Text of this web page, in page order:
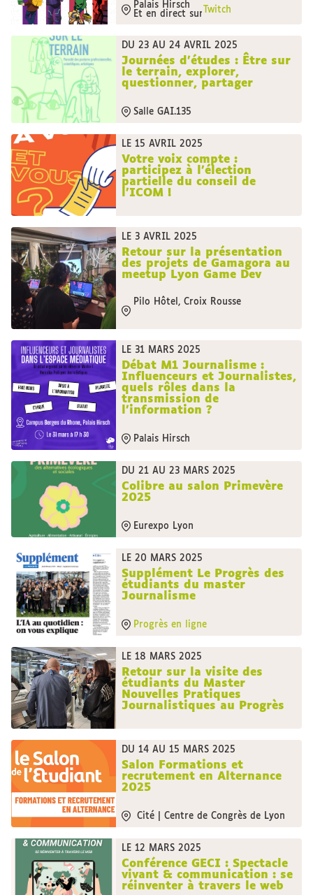
Palais Hirsch
Et en direct sur
Twitch
DU 23 AU 24 AVRIL 2025
Journées d’études : Être sur
le terrain, explorer,
questionner, partager
Salle GAI.135
LE 15 AVRIL 2025
Votre voix compte :
participez à l’élection
partielle du conseil de
l’ICOM !
LE 3 AVRIL 2025
Retour sur la présentation
des projets de Gamagora au
meetup Lyon Game Dev
Pilo Hôtel, Croix Rousse
LE 31 MARS 2025
Débat M1 Journalisme :
Influenceurs et Journalistes,
quels rôles dans la
transmission de
l’information ?
Palais Hirsch
DU 21 AU 23 MARS 2025
Colibre au salon Primevère
2025
Eurexpo Lyon
LE 20 MARS 2025
Supplément Le Progrès des
étudiants du master
Journalisme
Progrès en ligne
LE 18 MARS 2025
Retour sur la visite des
étudiants du Master
Nouvelles Pratiques
Journalistiques au Progrès
DU 14 AU 15 MARS 2025
Salon Formations et
recrutement en Alternance
2025
Cité | Centre de Congrès de Lyon
LE 12 MARS 2025
Conférence GECI : Spectacle
vivant & communication : se
réinventer à travers le web